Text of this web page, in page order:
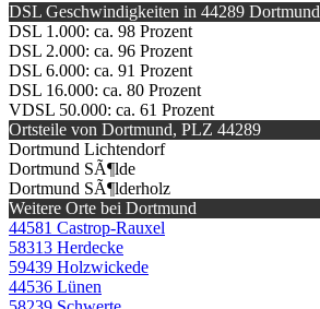
DSL Geschwindigkeiten in 44289 Dortmund
DSL 1.000: ca. 98 Prozent
DSL 2.000: ca. 96 Prozent
DSL 6.000: ca. 91 Prozent
DSL 16.000: ca. 80 Prozent
VDSL 50.000: ca. 61 Prozent
Ortsteile von Dortmund, PLZ 44289
Dortmund Lichtendorf
Dortmund SÃ¶lde
Dortmund SÃ¶lderholz
Weitere Orte bei Dortmund
44581 Castrop-Rauxel
58313 Herdecke
59439 Holzwickede
44536 Lünen